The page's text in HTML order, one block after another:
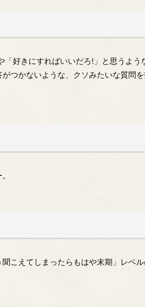
「好きにすればいいだろ!」と思うよう
つかないような、クソみたいな質問
こえてしまったらもはや末期」レベ